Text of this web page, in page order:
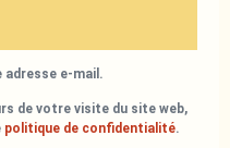
adresse e-mail.
de votre visite du site web,
politique de confidentialité.